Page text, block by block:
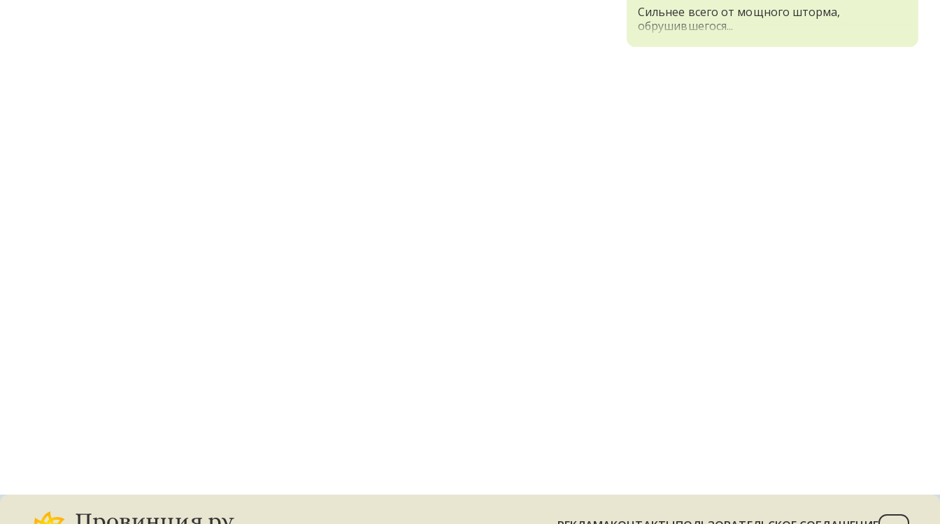
Сильнее всего от мощного шторма,
обрушившегося...